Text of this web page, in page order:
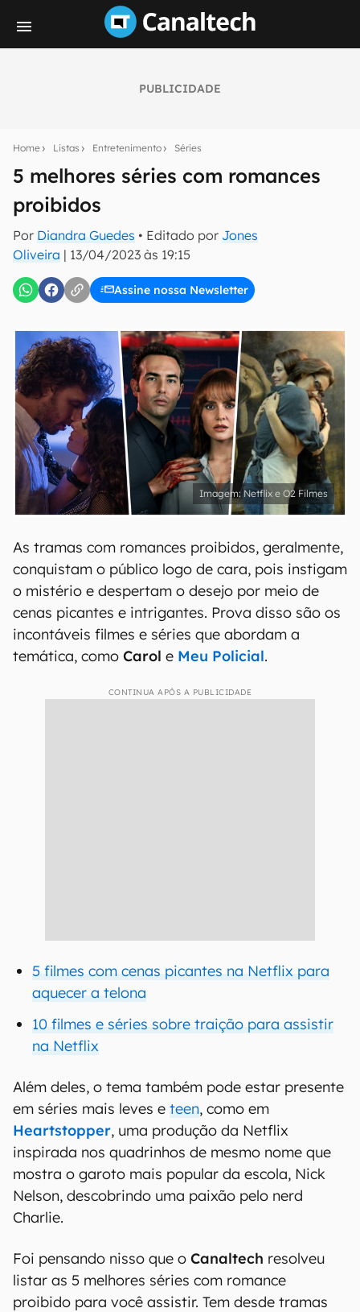
PUBLICIDADE
Home Listas Entretenimento Séries
5 melhores séries com romances
proibidos
Por Diandra Guedes • Editado por Jones
Oliveira | 13/04/2023 às 19:15
Assine nossa Newsletter
notícias e reviews sobre tecnologia em primeira
mão.
E-mail
Uso e Política de Privacidade do Canaltech.
Netflix e O2 Filmes
As tramas com romances proibidos, geralmente,
conquistam o público logo de cara, pois instigam
o mistério e despertam o desejo por meio de
cenas picantes e intrigantes. Prova disso são os
incontáveis filmes e séries que abordam a
temática, como Carol e Meu Policial.
CONTINUA APÓS A PUBLICIDADE
5 filmes com cenas picantes na Netflix para
aquecer a telona
10 filmes e séries sobre traição para assistir
na Netflix
Além deles, o tema também pode estar presente
em séries mais leves e teen, como em
Heartstopper, uma produção da Netflix
inspirada nos quadrinhos de mesmo nome que
mostra o garoto mais popular da escola, Nick
Nelson, descobrindo uma paixão pelo nerd
Charlie.
Foi pensando nisso que o Canaltech resolveu
listar as 5 melhores séries com romance
proibido para você assistir. Tem desde tramas